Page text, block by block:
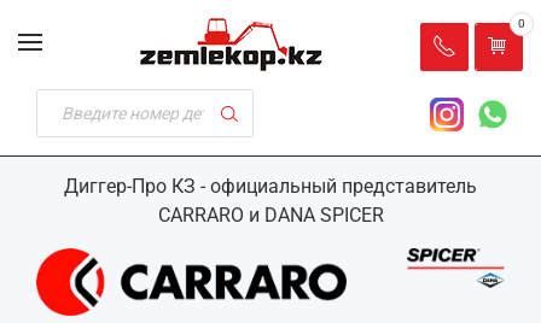
Диггер-Про КЗ - официальный представитель
CARRARO и DANA SPICER
0